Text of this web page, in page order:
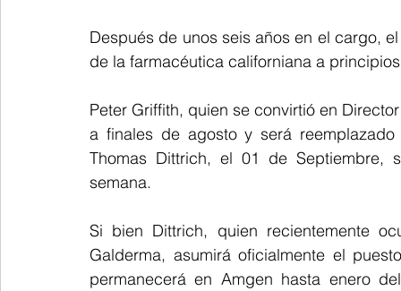
Después de unos seis años en el cargo,
de la farmacéutica californiana a
Peter Griffith, quien se convirtió en
a finales de agosto y será
Thomas Dittrich, el 01 de Septiembre,
semana.
Si bien Dittrich, quien recientemente
Galderma, asumirá oficialmente el
permanecerá en Amgen hasta enero